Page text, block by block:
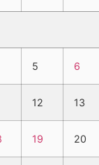
5 6
12 13
19 20